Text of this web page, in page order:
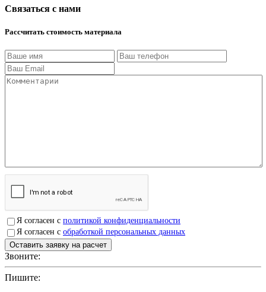
Связаться с нами
Рассчитать стоимость материала
Я согласен с политикой конфиденциальности
Я согласен с обработкой персональных данных
Звоните:
Пишите: